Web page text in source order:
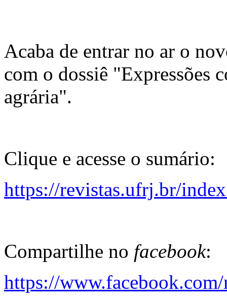
Acaba de entrar no ar o
com o dossiê "Expressões
agrária".
Clique e acesse o sumário:
https://revistas.ufrj.br/
Compartilhe no facebook:
https://